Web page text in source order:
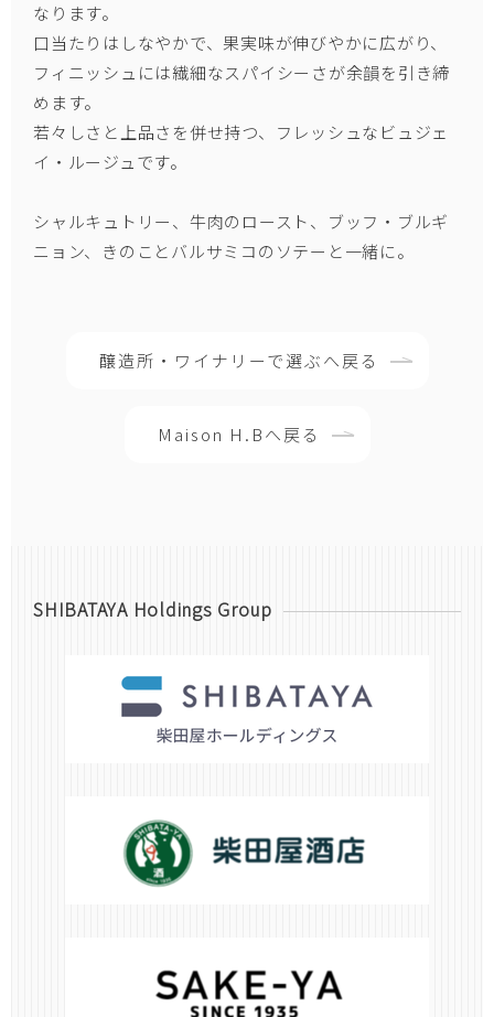
なります。
口当たりはしなやかで、果実味が伸びやかに広がり、
フィニッシュには繊細なスパイシーさが余韻を引き締
めます。
若々しさと上品さを併せ持つ、フレッシュなビュジェ
イ・ルージュです。
シャルキュトリー、牛肉のロースト、ブッフ・ブルギ
ニョン、きのことバルサミコのソテーと一緒に。
醸造所・ワイナリーで選ぶへ戻る
Maison H.Bへ戻る
SHIBATAYA Holdings Group